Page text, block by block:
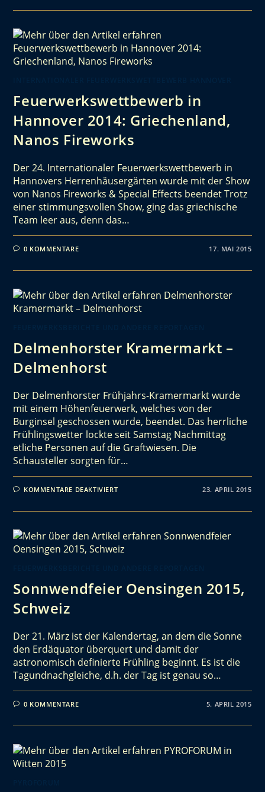
Feuerwerkswettbewerb in
Hannover 2014: Griechenland,
Nanos Fireworks
Der 24. Internationaler Feuerwerkswettbewerb in
Hannovers Herrenhäusergärten wurde mit der Show
von Nanos Fireworks & Special Effects beendet Trotz
einer stimmungsvollen Show, ging das griechische
Team leer aus, denn das…
0 KOMMENTARE 17. MAI 2015
Delmenhorster Kramermarkt –
Delmenhorst
Der Delmenhorster Frühjahrs-Kramermarkt wurde
mit einem Höhenfeuerwerk, welches von der
Burginsel geschossen wurde, beendet. Das herrliche
Frühlingswetter lockte seit Samstag Nachmittag
etliche Personen auf die Graftwiesen. Die
Schausteller sorgten für…
KOMMENTARE DEAKTIVIERT 23. APRIL 2015
Sonnwendfeier Oensingen 2015,
Schweiz
Der 21. März ist der Kalendertag, an dem die Sonne
den Erdäquator überquert und damit der
astronomisch definierte Frühling beginnt. Es ist die
Tagundnachgleiche, d.h. der Tag ist genau so…
0 KOMMENTARE 5. APRIL 2015